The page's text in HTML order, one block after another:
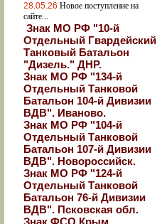
28.05.26 Новое поступление на
сайте...
Знак МО РФ "10-й
Отдельный Гвардейский
Танковый Батальон
"Дизель." ДНР.
Знак МО РФ "134-й
Отдельный Танковой
Батальон 104-й Дивизии
ВДВ". Иваново.
Знак МО РФ "104-й
Отдельный Танковой
Батальон 107-й Дивизии
ВДВ". Новороссийск.
Знак МО РФ "124-й
Отдельный Танковой
Батальон 76-й Дивизии
ВДВ". Псковская обл.
Знак ФСО Крым